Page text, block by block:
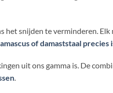
snijden te verminderen.
of damaststaal precies
uit ons gamma is. De
.